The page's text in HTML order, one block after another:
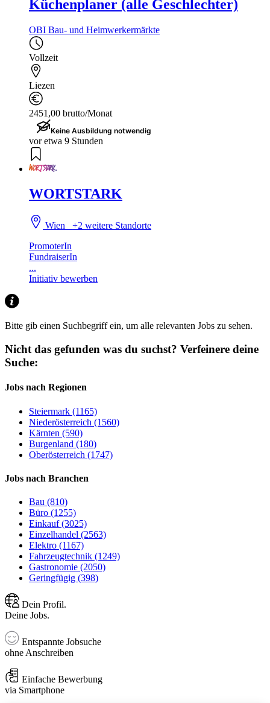
Küchenplaner (alle Geschlechter)
OBI Bau- und Heimwerkermärkte
Vollzeit
Liezen
2451,00 brutto/Monat
Keine Ausbildung notwendig
vor etwa 9 Stunden
WORTSTARK
Wien+2 weitere Standorte
PromoterIn
FundraiserIn
...
Initiativ bewerben
Bitte gib einen Suchbegriff ein, um alle relevanten Jobs zu sehen.
Nicht das gefunden was du suchst? Verfeinere deine
Suche:
Jobs nach Regionen
Steiermark (1165)
Niederösterreich (1560)
Kärnten (590)
Burgenland (180)
Oberösterreich (1747)
Jobs nach Branchen
Bau (810)
Büro (1255)
Einkauf (3025)
Einzelhandel (2563)
Elektro (1167)
Fahrzeugtechnik (1249)
Gastronomie (2050)
Geringfügig (398)
Dein Profil.
Deine Jobs.
Entspannte Jobsuche
ohne Anschreiben
Einfache Bewerbung
via Smartphone